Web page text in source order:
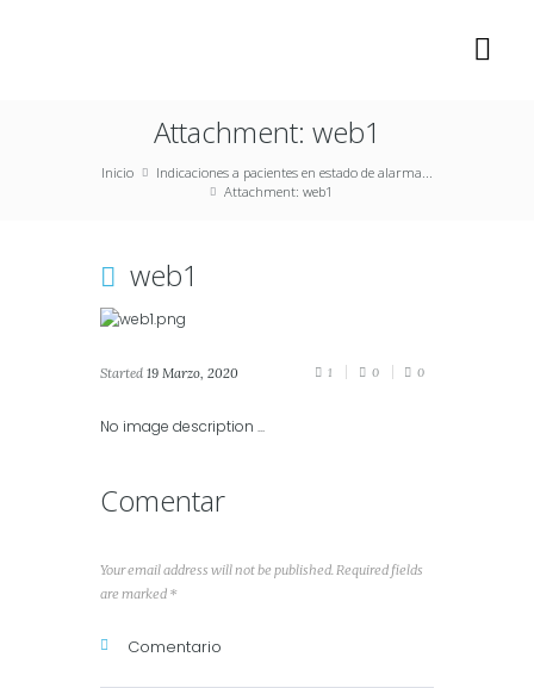
Attachment: web1
Inicio
Indicaciones a pacientes en estado de alarma...
Attachment: web1
web1
Started 19 Marzo, 2020 1 0 0
No image description ...
Comentar
Your email address will not be published. Required fields
are marked *